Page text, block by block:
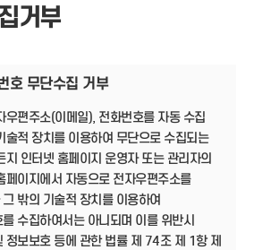
거부
호 무단수집 거부
우편주소(이메일), 전화번호를 자동 수집
술적 장치를 이용하여 무단으로 수집되는
지 인터넷 홈페이지 운영자 또는 관리자의
페이지에서 자동으로 전자우편주소를
밖의 기술적 장치를 이용하여
수집하여서는 아니되며 이를 위반시
정보보호 등에 관한 법률 제 74조 제 1항 제